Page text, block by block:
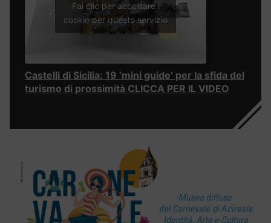
Fai clic per accettare i
cookie per questo servizio
Castelli di Sicilia: 19 ‘mini guide’ per la sfida del
turismo di prossimità CLICCA PER IL VIDEO